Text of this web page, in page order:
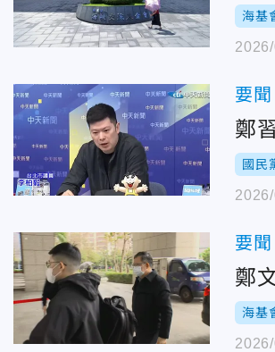
海基
要聞
鄭
國民
要聞
鄭
海基